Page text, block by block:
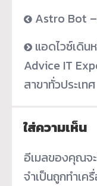
Astro Bot
แอดไวซ์เดิน
Advice IT
สาขาทั่วประเทศ
ใส่ความเห็น
อีเมลของคุณจ
จำเป็นถูกทำเค